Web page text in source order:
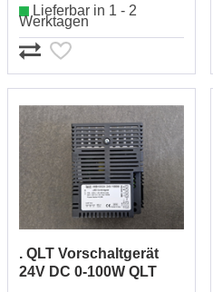
Lieferbar in 1 - 2
Werktagen
. QLT Vorschaltgerät
24V DC 0-100W QLT